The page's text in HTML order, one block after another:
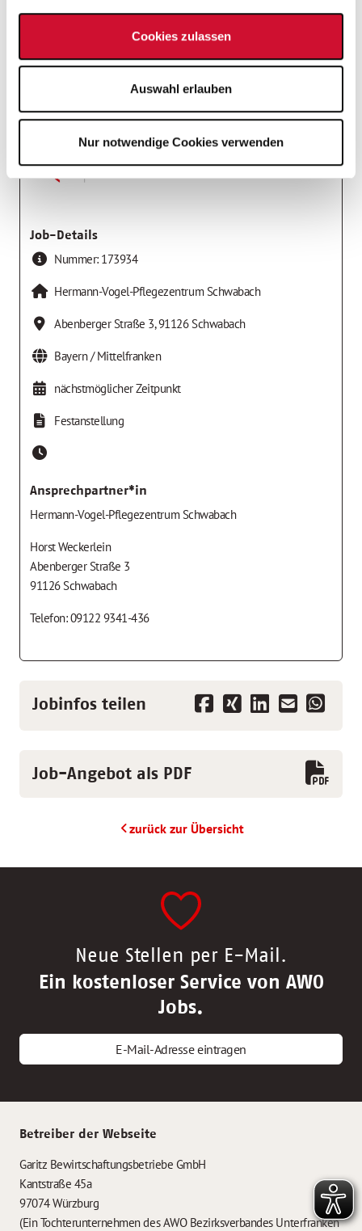
Cookies zulassen
Auswahl erlauben
Nur notwendige Cookies verwenden
Einrichtungen der Altenhilfe
Arbeitgeber
AWO Kreisverband Mittelfranken-Süd e.V.
Job-Details
Nummer: 173934
Hermann-Vogel-Pflegezentrum Schwabach
Abenberger Straße 3,91126Schwabach
Bayern / Mittelfranken
nächstmöglicher Zeitpunkt
Festanstellung
Ansprechpartner*in
Hermann-Vogel-Pflegezentrum Schwabach
Horst Weckerlein
Abenberger Straße 3
91126 Schwabach
Telefon: 09122 9341-436
Jobinfos teilen
Job-Angebot als PDF
zurück zur Übersicht
Neue Stellen per E-Mail.
Ein kostenloser Service von AWO
Jobs.
E-Mail-Adresse eintragen
Betreiber der Webseite
Garitz Bewirtschaftungsbetriebe GmbH
Kantstraße 45a
97074 Würzburg
(Ein Tochterunternehmen des AWO Bezirksverbandes Unterfranken